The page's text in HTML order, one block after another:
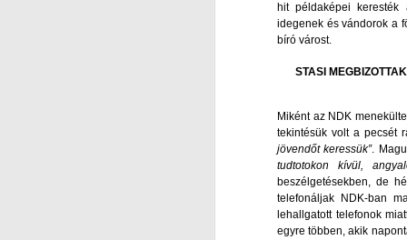
hit példaképei keresték
idegenek és vándorok a
bíró várost.
STASI
Miként az NDK
tekintésük volt a pecsét
jövendőt keressük”.
tudtotokon kívül,
beszélgetésekben, de
telefonáljak NDK-ban
lehallgatott telefonok
egyre többen, akik
a